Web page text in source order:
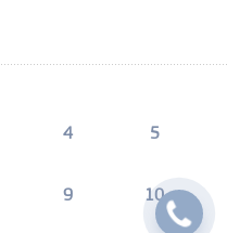
4 5
9 10